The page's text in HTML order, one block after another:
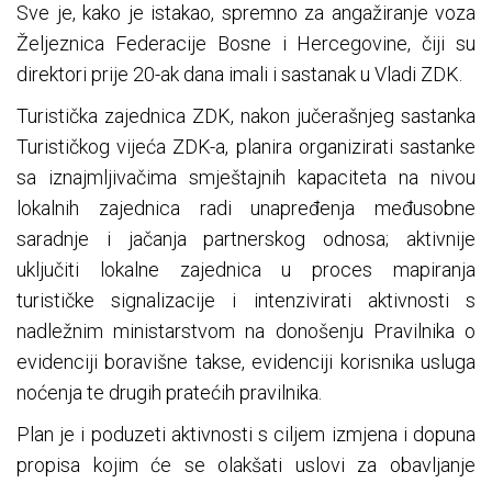
Sve je, kako je istakao, spremno za angažiranje voza
Željeznica Federacije Bosne i Hercegovine, čiji su
direktori prije 20-ak dana imali i sastanak u Vladi ZDK.
Turistička zajednica ZDK, nakon jučerašnjeg sastanka
Turističkog vijeća ZDK-a, planira organizirati sastanke
sa iznajmljivačima smještajnih kapaciteta na nivou
lokalnih zajednica radi unapređenja međusobne
saradnje i jačanja partnerskog odnosa; aktivnije
uključiti lokalne zajednica u proces mapiranja
turističke signalizacije i intenzivirati aktivnosti s
nadležnim ministarstvom na donošenju Pravilnika o
evidenciji boravišne takse, evidenciji korisnika usluga
noćenja te drugih pratećih pravilnika.
Plan je i poduzeti aktivnosti s ciljem izmjena i dopuna
propisa kojim će se olakšati uslovi za obavljanje